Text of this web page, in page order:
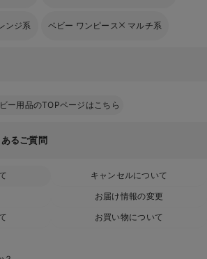
ンジ系 ベビー ワンピース マルチ系
ー用品のTOPページはこちら
るご質問
キャンセルについて
お届け情報の変更
お買い物について